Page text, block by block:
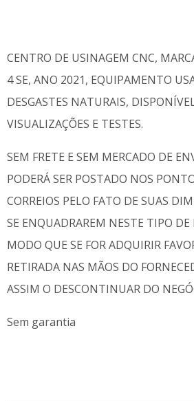
CENTRO DE USINAGEM CNC,
4 SE, ANO 2021, EQUIPAMENTO
DESGASTES NATURAIS,
VISUALIZAÇÕES E TESTES.
SEM FRETE E SEM MERCADO DE
PODERÁ SER POSTADO NOS
CORREIOS PELO FATO DE SUAS
SE ENQUADRAREM NESTE TIPO DE
MODO QUE SE FOR ADQUIRIR
RETIRADA NAS MÃOS DO
ASSIM O DESCONTINUAR DO
Sem garantia